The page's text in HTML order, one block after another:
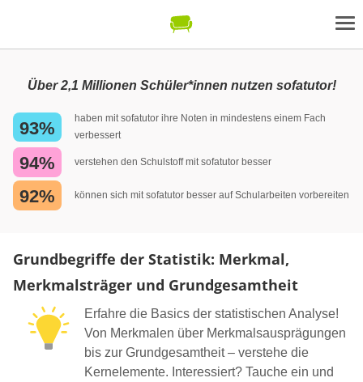
Über 2,1 Millionen Schüler*innen nutzen sofatutor!
93%
haben mit sofatutor ihre Noten in mindestens einem Fach
verbessert
94% verstehen den Schulstoff mit sofatutor besser
92% können sich mit sofatutor besser auf Schularbeiten vorbereiten
Grundbegriffe der Statistik: Merkmal,
Merkmalsträger und Grundgesamtheit
Erfahre die Basics der statistischen Analyse!
Von Merkmalen über Merkmalsausprägungen
bis zur Grundgesamtheit – verstehe die
Kernelemente. Interessiert? Tauche ein und